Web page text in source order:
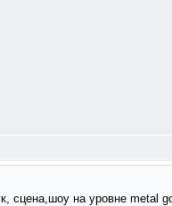
сцена,шоу на уровне metal